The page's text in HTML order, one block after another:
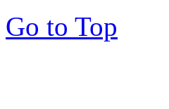
Go to Top